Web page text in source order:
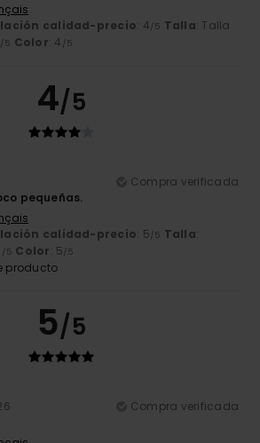
calidad-precio: 4/5 Talla: Talla
/5 Color: 4 /5
4/5
Compra verificada
pequeñas.
calidad-precio: 5/5 Talla:
/5 Color: 5/5
producto
5/5
Compra verificada